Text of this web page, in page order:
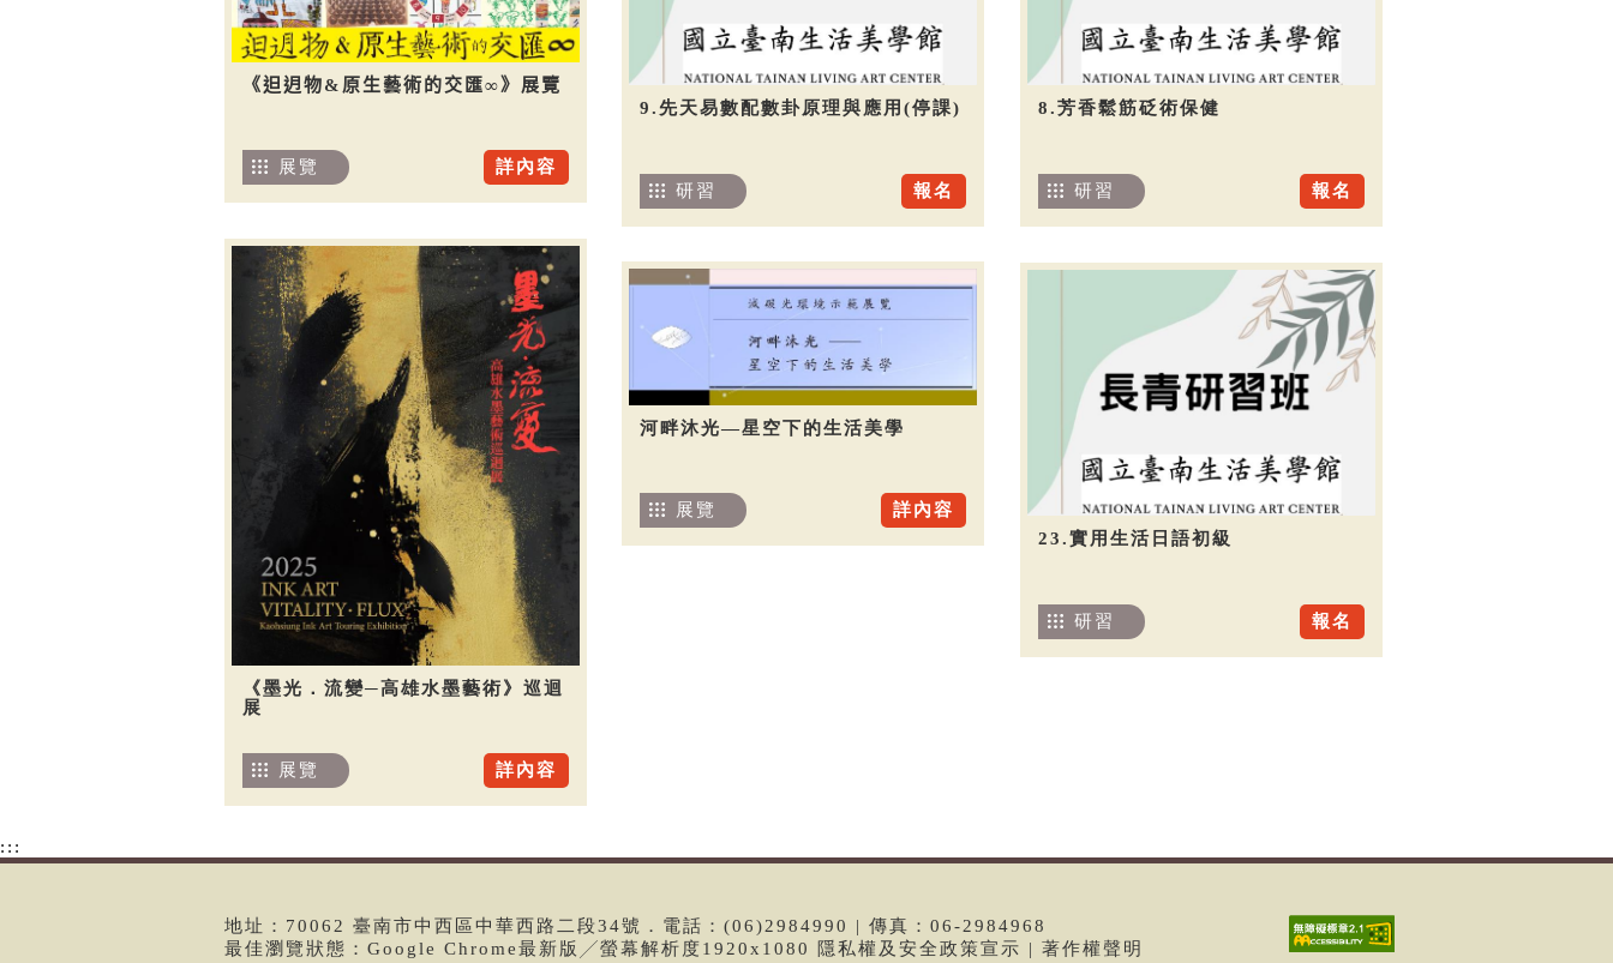
《𨑨迌物&原生藝術的交匯∞》展覽
詳內容
展覽
9.先天易數配數卦原理與應用(停課)
報名
研習
8.芳香鬆筋砭術保健
報名
研習
《墨光．流變─高雄水墨藝術》巡迴
展
詳內容
展覽
河畔沐光—星空下的生活美學
詳內容
展覽
23.實用生活日語初級
報名
研習
:::
地址：70062 臺南市中西區中華西路二段34號．電話：(06)2984990 | 傳真：06-2984968
最佳瀏覽狀態：Google Chrome最新版╱螢幕解析度1920x1080 隱私權及安全政策宣示 | 著作權聲明